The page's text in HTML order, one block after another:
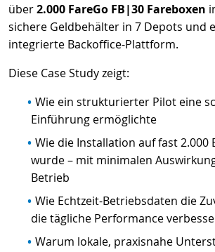
über2.000 FareGo FB|30 Fareboxen
sichere Geldbehälter in 7 Depots und
integrierte Backoffice-Plattform.
Diese Case Study zeigt:
Wie ein strukturierter Pilot eine
Einführung ermöglichte
Wie die Installation auf fast 2.000
wurde – mit minimalen
Betrieb
Wie Echtzeit-Betriebsdaten die
die tägliche Performance
Warum lokale, praxisnahe